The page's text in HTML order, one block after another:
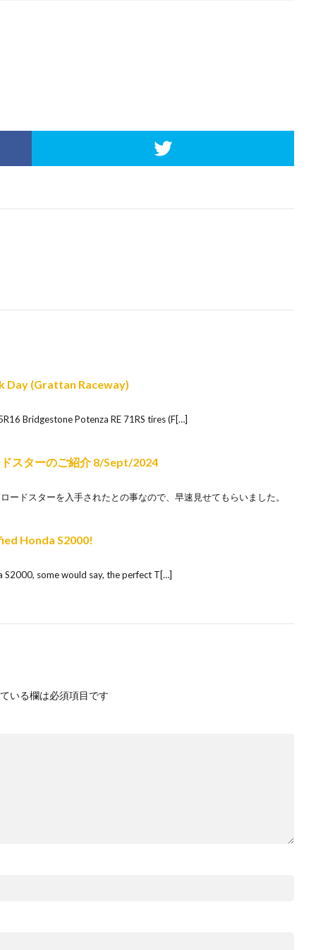
Day (Grattan Raceway)
Bridgestone Potenza RE 71RS tires (F[…]
スターのご紹介 8/Sept/2024
ードスターを入手されたとの事なので、早速見せてもらいました。
Honda S2000!
S2000, some would say, the perfect T[…]
いる欄は必須項目です